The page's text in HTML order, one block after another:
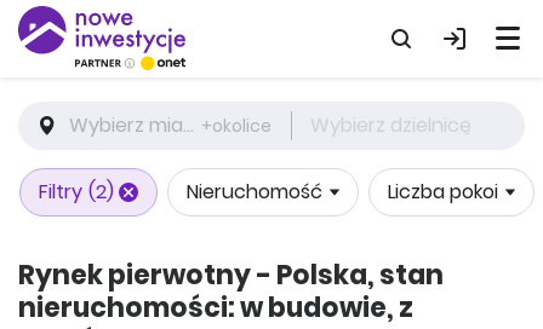
Wybierz miasto +okolice Wybierz dzielnicę
Filtry (2) Nieruchomość Liczba pokoi
Rynek pierwotny - Polska, stan
nieruchomości: w budowie, z